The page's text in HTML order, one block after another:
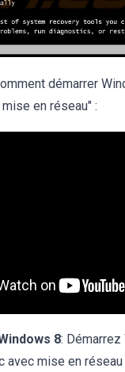
démarrer
en réseau" :
8:
avec mise en